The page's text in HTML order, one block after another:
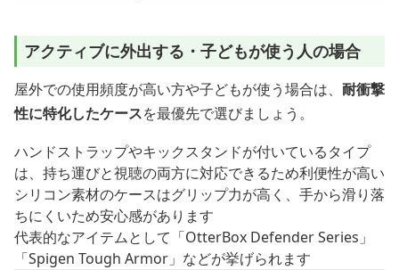
アクティブに外出する・子どもが使う人の場合
屋外での使用頻度が高い方や子どもが使う場合は、 耐衝撃
性に特化したケースを最優先で選びましょう。
ハンドストラップやキックスタンドが付いているタイプ
は、持ち運びと視聴の両方に対応できるため利便性が高い
シリコン素材のケースはグリップ力が高く、手から滑り落
ちにくいため安心感があります
代表的なアイテムとして「OtterBox Defender Series」
「Spigen Tough Armor」などが挙げられます